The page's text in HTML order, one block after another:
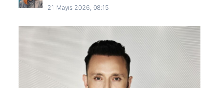
21 Mayıs 2026, 08:15